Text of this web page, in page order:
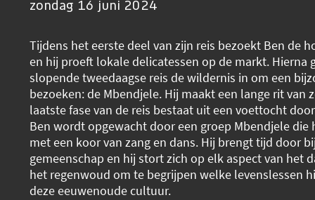
zondag 16 juni 2024
Tijdens het eerste deel van zijn reis bezoekt Ben de
en hij proeft lokale delicatessen op de markt. Hierna
slopende tweedaagse reis de wildernis in om een
bezoeken: de Mbendjele. Hij maakt een lange rit van
laatste fase van de reis bestaat uit een voettocht
Ben wordt opgewacht door een groep Mbendjele die
met een koor van zang en dans. Hij brengt tijd door
gemeenschap en hij stort zich op elk aspect van het
het regenwoud om te begrijpen welke levenslessen
deze eeuwenoude cultuur.